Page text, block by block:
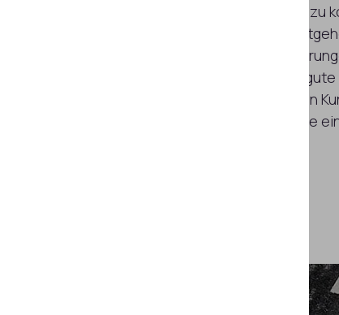
Gesamterlebnis verschlechtert.Hinzu
Abschluss von Versicherungen
verlagert hat, was auch die
Benutzerfreundlichkeit erhöht. Die
Onboarding und die Überprüfung von
wie ein Selfie und so zuverlässig wie